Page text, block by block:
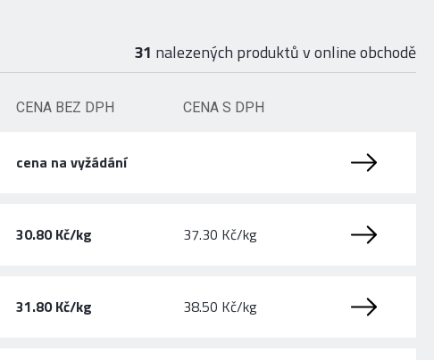
31 nalezených produktů v online obchodě
CENA BEZ DPH CENA S DPH
cena na vyžádání
30.80 Kč/kg 37.30 Kč/kg
31.80 Kč/kg 38.50 Kč/kg